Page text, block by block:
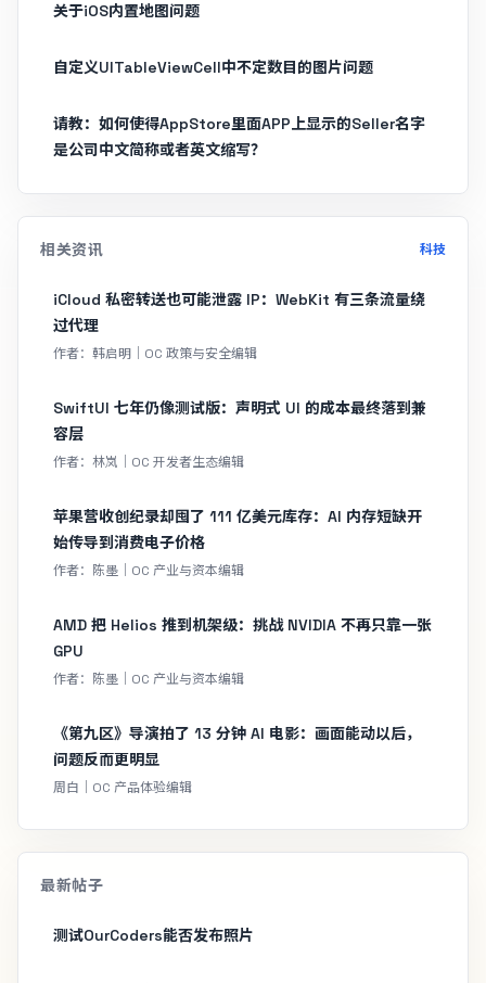
关于iOS内置地图问题
自定义UITableViewCell中不定数目的图片问题
请教：如何使得AppStore里面APP上显示的Seller名字
是公司中文简称或者英文缩写？
相关资讯 科技
iCloud 私密转送也可能泄露 IP：WebKit 有三条流量绕
过代理
作者：韩启明｜OC 政策与安全编辑
SwiftUI 七年仍像测试版：声明式 UI 的成本最终落到兼
容层
作者：林岚｜OC 开发者生态编辑
苹果营收创纪录却囤了 111 亿美元库存：AI 内存短缺开
始传导到消费电子价格
作者：陈墨｜OC 产业与资本编辑
AMD 把 Helios 推到机架级：挑战 NVIDIA 不再只靠一张
GPU
作者：陈墨｜OC 产业与资本编辑
《第九区》导演拍了 13 分钟 AI 电影：画面能动以后，
问题反而更明显
周白｜OC 产品体验编辑
最新帖子
测试OurCoders能否发布照片